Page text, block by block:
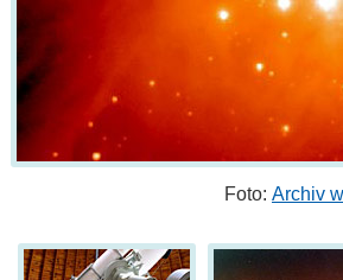
Foto: Archiv